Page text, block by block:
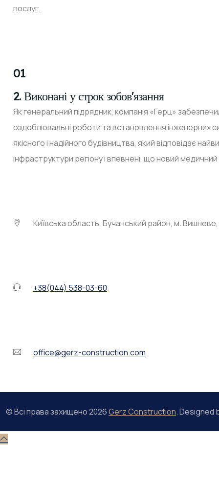
послуг.
01
2. Виконані у строк зобов'язання
Як генеральний підрядник, компанія «Герц»
оздоблювальні роботи та встановлення інженерних
якісного і надійного будівництва, який відповідає
інфраструктури регіону і впевнені, що новий
Київська область, Бучанський район, м.
+38(044) 538-03-60
office@gerz-construction.com
© Всі права захищено2026Gerz Construction. Designed